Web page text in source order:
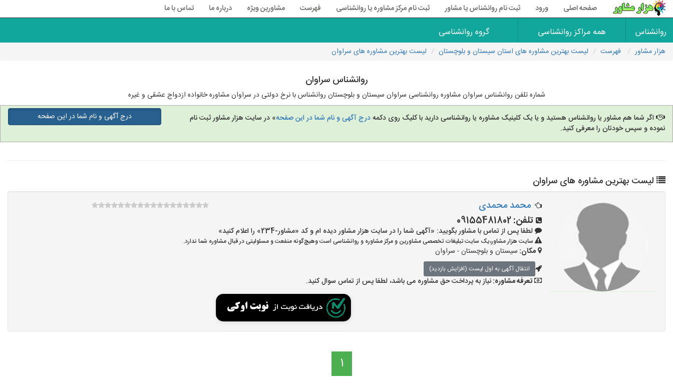
صفحه اصلی ورود ثبت نام روانشناس یا مشاور ثبت نام مرکز مشاوره یا روانشناسی فهرست مشاورین ویژه درباره ما تماس با ما
روانشناس همه مراکز روانشناسی گروه روانشناسی
هزار مشاور فهرست لیست بهترین مشاوره های استان سیستان و بلوچستان لیست بهترین مشاوره های سراوان
روانشناس سراوان
شماره تلفن روانشناس سراوان مشاوره روانشناسی سراوان سیستان و بلوچستان روانشناس با نرخ دولتی در سراوان مشاوره خانواده ازدواج عشقی و غیره
اگر شما هم مشاور یا روانشناس هستید و یا یک کلینیک مشاوره یا روانشناسی دارید با کلیک روی دکمهدرج آگهی و نام شما در این صفحه» در سایت هزار مشاور ثبت نام
نموده و سپس خودتان را معرفی کنید.
درج آگهی و نام شما در این صفحه
لیست بهترین مشاوره های سراوان
محمد محمدی
تلفن:09155481802
لطفا پس از تماس با مشاور بگویید: «آگهی شما را در سایت هزار مشاور دیده ام و کد «مشاور-234» را اعلام کنید»
سایت هزار مشاور،یک سایت تبلیغات تخصصی مشاورین و مرکز مشاوره و روانشناسی است وهیچ‌گونه منفعت و مسئولیتی در قبال مشاوره شما ندارد.
مکان: سیستان و بلوچستان - سراوان
انتقال آگهی به اول لیست (افزایش بازدید)
تعرفه مشاوره:نیاز به پرداخت حق مشاوره می باشد، لطفا پس از تماس سوال کنید.
1